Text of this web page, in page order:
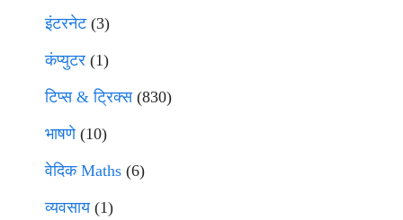
इंटरनेट(3)
कंप्युटर (1)
टिप्स & ट्रिक्स(830)
भाषणे(10)
वेदिक Maths (6)
व्यवसाय(1)